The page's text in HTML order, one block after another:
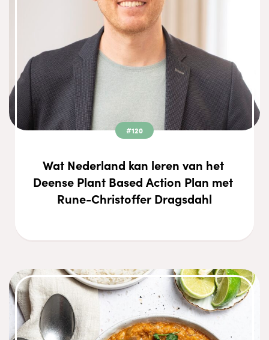
#120
Wat Nederland kan leren van het
Deense Plant Based Action Plan met
Rune-Christoffer Dragsdahl